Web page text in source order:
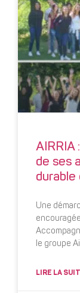
AIRRIA
de ses
Une
le groupe
LIRE LA